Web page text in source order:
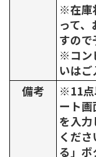
※在庫
って
すので
※コン
いはご
備考
※11点
ート
を入
くだ
る」